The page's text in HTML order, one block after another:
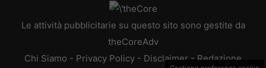
Le attività pubblicitarie su questo sito sono gestite da
theCoreAdv
Chi Siamo - Privacy Policy - Disclaimer - Redazione